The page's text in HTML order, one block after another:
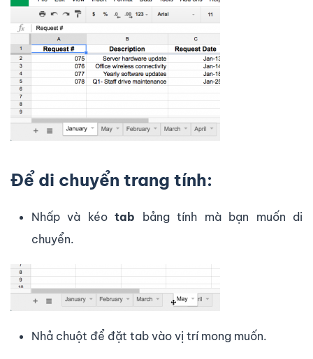
Để di chuyển trang tính:
Nhấp và kéotab bảng tính mà bạn muốn di
chuyển.
Nhả chuột để đặt tab vào vị trí mong muốn.